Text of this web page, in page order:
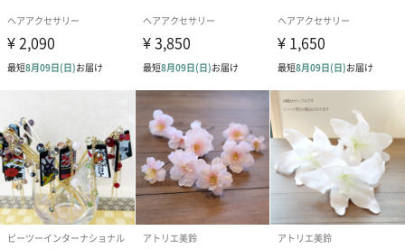
用途に合わせた2種類をご用意しております。
一つ一つ丁寧にラッピングいたします。
ラッピングバッグ（+110円）
包装紙リボン掛け＆紙袋（+440円）